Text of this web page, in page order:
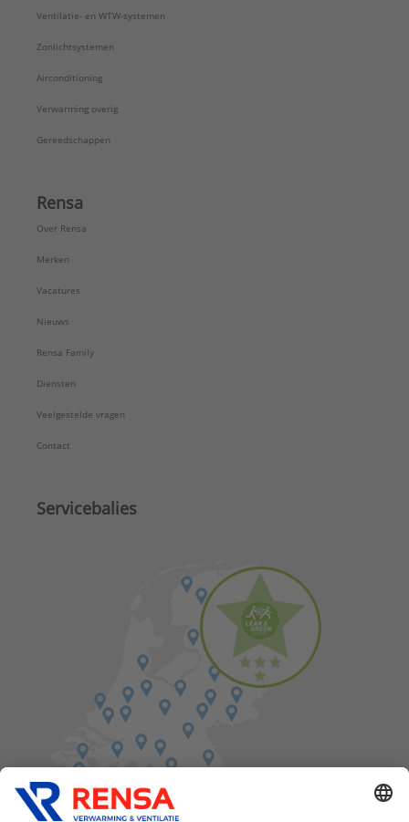
Ventilatie- en WTW-systemen
Zonlichtsystemen
Airconditioning
Verwarming overig
Gereedschappen
Rensa
Over Rensa
Merken
Vacatures
Nieuws
Rensa Family
Diensten
Veelgestelde vragen
Contact
Servicebalies